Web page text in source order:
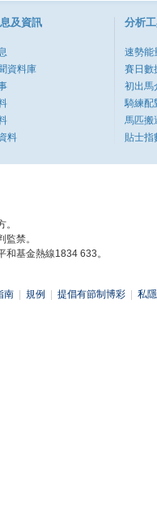
及資訊
資料庫
料
分析
速勢能
賽日數
初出馬
騎練配
馬匹搬
貼士指
禁。
基金熱線1834 633。
南 規例 提倡有節制博彩 私